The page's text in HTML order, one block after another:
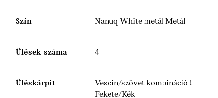
Szín Nanuq White metál Metál
Ülések száma 4
Üléskárpit
Vescin/szövet kombináció !
Fekete/Kék